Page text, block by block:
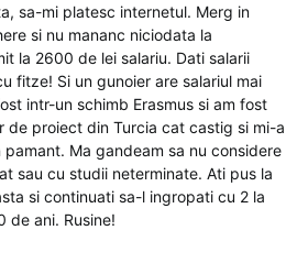
sa-mi platesc internetul. Merg in
si nu mananc niciodata la
la 2600 de lei salariu. Dati salarii
fitze! Si un gunoier are salariul mai
intr-un schimb Erasmus si am fost
de proiect din Turcia cat castig si mi-a
Ma gandeam sa nu considere
sau cu studii neterminate. Ati pus la
si continuati sa-l ingropati cu 2 la
de ani. Rusine!